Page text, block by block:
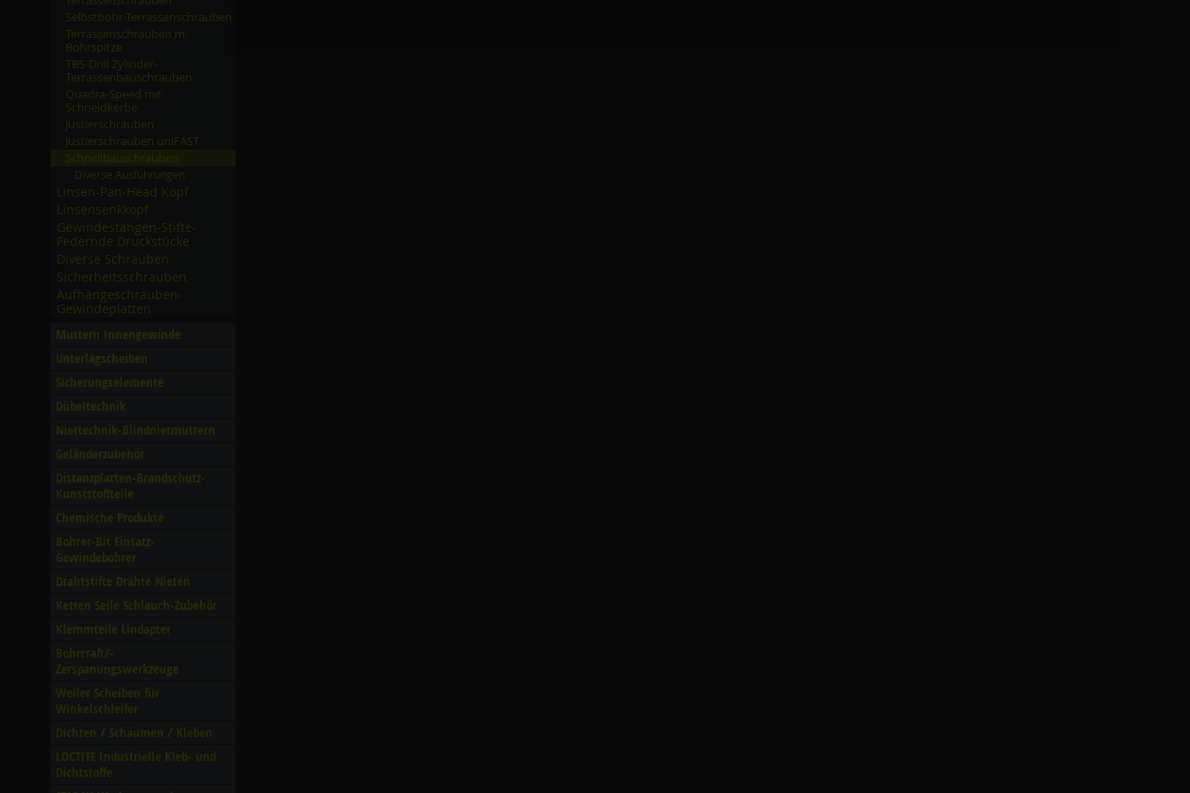
Selbstbohr-Terrassenschrauben
Terrassenschrauben m.
Bohrspitze
TBS-Drill Zylinder-
Terrassenbauschrauben
Quadra-Speed mit
Schneidkerbe
Justierschrauben
Justierschrauben uniFAST
Diverse Ausführungen
Linsen-Pan-Head Kopf
Linsensenkkopf
Gewindestangen-Stifte-
Federnde Druckstücke
Diverse Schrauben
Sicherheitsschrauben
Aufhängeschrauben-
Gewindeplatten
Muttern Innengewinde
Unterlagscheiben
Sicherungselemente
Dübeltechnik
Niettechnik-Blindnietmuttern
Geländerzubehör
Distanzplatten-Brandschutz-
Kunststoffteile
Chemische Produkte
Bohrer-Bit Einsatz-
Gewindebohrer
Drahtstifte Drähte Nieten
Ketten Seile Schlauch-Zubehör
Klemmteile Lindapter
Bohrcraft/­
Zerspanungswerkzeuge
Weiler Scheiben für
Winkelschleifer
Dichten /­ Schäumen /­ Kleben
LOCTITE Industrielle Kleb- und
Dichtstoffe